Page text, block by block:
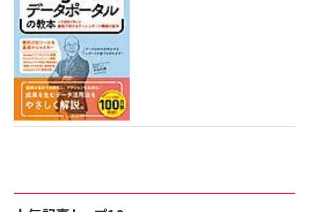
7月31日 10:00